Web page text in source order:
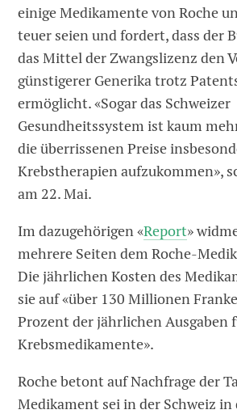
einige Medikamente von Roche
teuer seien und fordert, dass der
das Mittel der Zwangslizenz den
günstigerer Generika trotz
ermöglicht. «Sogar das Schweizer
Gesundheitssystem ist kaum
die überrissenen Preise
Krebstherapien aufzukommen»,
am 22. Mai.
Im dazugehörigen «Report»
mehrere Seiten dem Roche-
Die jährlichen Kosten des
sie auf «über 130 Millionen
Prozent der jährlichen Ausgaben
Krebsmedikamente».
Roche betont auf Nachfrage der
Medikament sei in der Schweiz in